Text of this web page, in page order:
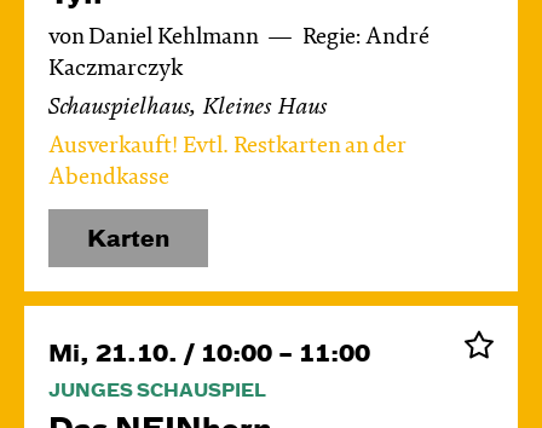
von Daniel Kehlmann
Regie: André
Kaczmarczyk
Schauspielhaus, Kleines Haus
Ausverkauft! Evtl. Restkarten an der
Abendkasse
Karten
Mi, 21.10. / 10:00 – 11:00
JUNGES SCHAUSPIEL